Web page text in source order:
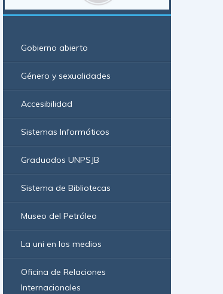
Gobierno abierto
Género y sexualidades
Accesibilidad
Sistemas Informáticos
Graduados UNPSJB
Sistema de Bibliotecas
Museo del Petróleo
La uni en los medios
Oficina de Relaciones
Internacionales